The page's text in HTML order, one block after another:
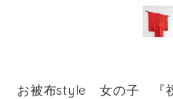
お被布style 女の子 『